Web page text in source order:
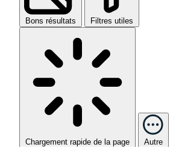
Bons résultats Filtres utiles
Chargement rapide de la page Autre